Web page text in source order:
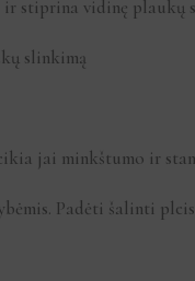
stiprina vidinę
slinkimą
jai minkštumo ir
Padėti šalinti